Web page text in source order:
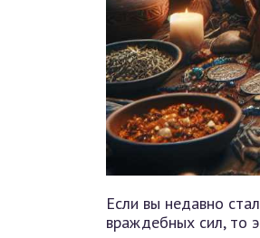
Если вы недавно
враждебных сил, то